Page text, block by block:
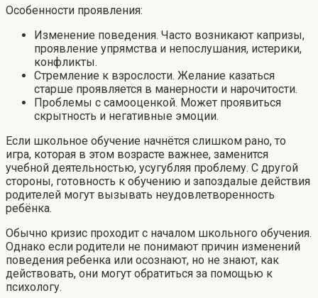
Особенности проявления:
Изменение поведения. Часто возникают капризы,
проявление упрямства и непослушания, истерики,
конфликты.
Стремление к взрослости. Желание казаться
старше проявляется в манерности и нарочитости.
Проблемы с самооценкой. Может проявиться
скрытность и негативные эмоции.
Если школьное обучение начнётся слишком рано, то
игра, которая в этом возрасте важнее, заменится
учебной деятельностью, усугубляя проблему. С другой
стороны, готовность к обучению и запоздалые действия
родителей могут вызывать неудовлетворенность
ребёнка.
Обычно кризис проходит с началом школьного обучения.
Однако если родители не понимают причин изменений
поведения ребенка или осознают, но не знают, как
действовать, они могут обратиться за помощью к
психологу.